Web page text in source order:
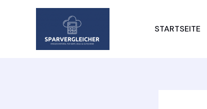
STARTSEITE